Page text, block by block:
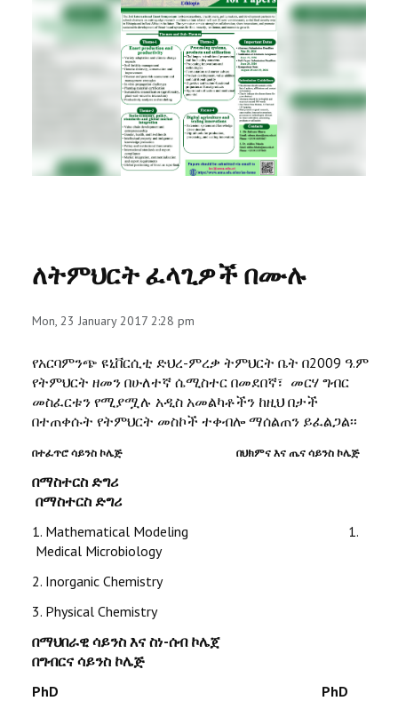
OFFICES
REGISTRAR
PARTNERSHIP
ለትምህርት ፈላጊዎች በሙሉ
Mon, 23 January 2017 2:28 pm
የአርባምንጭ ዩኒቨርሲቲ ድህረ-ምረቃ ትምህርት ቤት በ2009 ዓ.ም
የትምህርት ዘመን በሁለተኛ ሴሚስተር በመደበኛ፣ መርሃ ግብር
መስፈርቱን የሚያሟሉ አዲስ አመልካቶችን ከዚህ በታች
በተጠቀሱት የትምህርት መስኮች ተቀብሎ ማሰልጠን ይፈልጋል፡፡
በተፈጥሮ ሳይንስ ኮሌጅ በህክምና እና ጤና ሳይንስ ኮሌጅ
በማስተርስ ድግሪ
በማስተርስ ድግሪ
1. Mathematical Modeling 1.
Medical Microbiology
2. Inorganic Chemistry
3. Physical Chemistry
በማህበራዊ ሳይንስ እና ስነ-ሰብ ኮሌጀ
በግብርና ሳይንስ ኮሌጅ
PhD
PhD